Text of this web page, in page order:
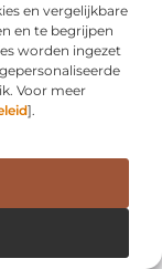
en vergelijkbare
en te begrijpen
worden ingezet
Voor meer
].